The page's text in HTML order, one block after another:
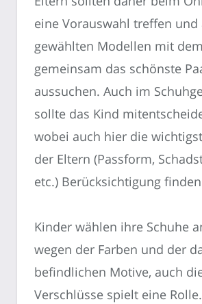
eine Vorauswahl treffen und
gewählten Modellen mit
gemeinsam das schönste
aussuchen. Auch im
sollte das Kind
wobei auch hier die
der Eltern (Passform,
etc.) Berücksichtigung
Kinder wählen ihre Schuhe
wegen der Farben und der
befindlichen Motive, auch
Verschlüsse spielt eine Rolle.